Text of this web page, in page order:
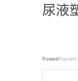
尿液
Started